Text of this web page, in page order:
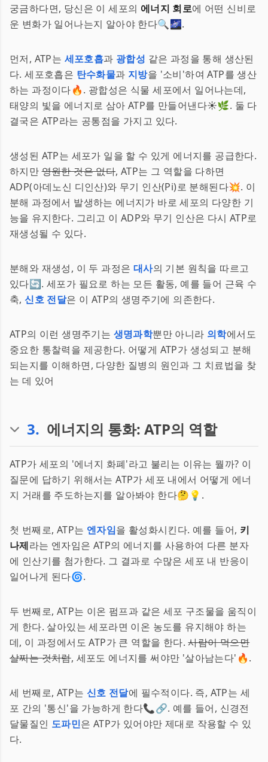
궁금하다면, 당신은 이 세포의 에너지 회로에 어떤 신비로
운 변화가 일어나는지 알아야 한다🔍🌌.
먼저, ATP는 세포호흡과 광합성 같은 과정을 통해 생산된
다. 세포호흡은 탄수화물과 지방을 '소비'하여 ATP를 생산
하는 과정이다🔥. 광합성은 식물 세포에서 일어나는데,
태양의 빛을 에너지로 삼아 ATP를 만들어낸다☀️🌿. 둘 다
결국은 ATP라는 공통점을 가지고 있다.
생성된 ATP는 세포가 일을 할 수 있게 에너지를 공급한다.
하지만영원한 것은 없다, ATP는 그 역할을 다하면
ADP(아데노신 디인산)와 무기 인산(Pi)로 분해된다💥. 이
분해 과정에서 발생하는 에너지가 바로 세포의 다양한 기
능을 유지한다. 그리고 이 ADP와 무기 인산은 다시 ATP로
재생성될 수 있다.
분해와 재생성, 이 두 과정은 대사의 기본 원칙을 따르고
있다🔄. 세포가 필요로 하는 모든 활동, 예를 들어 근육 수
축,신호 전달은 이 ATP의 생명주기에 의존한다.
ATP의 이런 생명주기는 생명과학뿐만 아니라 의학에서도
중요한 통찰력을 제공한다. 어떻게 ATP가 생성되고 분해
되는지를 이해하면, 다양한 질병의 원인과 그 치료법을 찾
는 데 있어
3. 에너지의 통화: ATP의 역할
ATP가 세포의 '에너지 화폐'라고 불리는 이유는 뭘까? 이
질문에 답하기 위해서는 ATP가 세포 내에서 어떻게 에너
지 거래를 주도하는지를 알아봐야 한다🤔💡.
첫 번째로, ATP는 엔자임을 활성화시킨다. 예를 들어, 키
나제라는 엔자임은 ATP의 에너지를 사용하여 다른 분자
에 인산기를 첨가한다. 그 결과로 수많은 세포 내 반응이
일어나게 된다🌀.
두 번째로, ATP는 이온 펌프과 같은 세포 구조물을 움직이
게 한다. 살아있는 세포라면 이온 농도를 유지해야 하는
데, 이 과정에서도 ATP가 큰 역할을 한다.사람이 먹으면
살찌는 것처럼, 세포도 에너지를 써야만 '살아남는다'🔥.
세 번째로, ATP는 신호 전달에 필수적이다. 즉, ATP는 세
포 간의 '통신'을 가능하게 한다📞🔗. 예를 들어, 신경전
달물질인 도파민은 ATP가 있어야만 제대로 작용할 수 있
다.